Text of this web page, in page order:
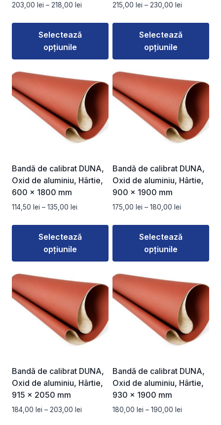
produsului.
produsului.
203,00 lei – 218,00 lei
prețuri:
203,00 lei
Selectează
opțiunile
produs
are
mai
multe
fi
alese
în
produsului.
215,00 lei – 230,00 lei
prețuri:
215,00 lei
Selectează
opțiunile
produs
are
mai
multe
fi
alese
în
produsului.
Bandă de calibrat DUNA,
Oxid de aluminiu, Hârtie,
600 x 1800 mm
114,50 lei – 135,00 lei
prețuri:
114,50 lei
Selectează
opțiunile
produs
are
mai
multe
fi
alese
în
produsului.
Bandă de calibrat DUNA,
Oxid de aluminiu, Hârtie,
900 x 1900 mm
175,00 lei – 180,00 lei
prețuri:
175,00 lei
Selectează
opțiunile
produs
are
mai
multe
fi
alese
în
produsului.
Bandă de calibrat DUNA,
Oxid de aluminiu, Hârtie,
915 x 2050 mm
184,00 lei – 203,00 lei
Bandă de calibrat DUNA,
Oxid de aluminiu, Hârtie,
930 x 1900 mm
180,00 lei – 190,00 lei